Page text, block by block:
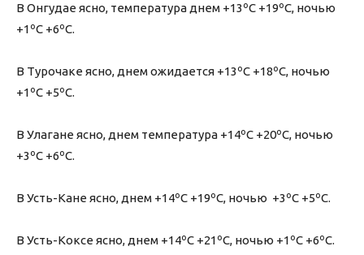
В Онгудае ясно, температура днем +13ºС +19ºС, ночью
+1ºС +6ºС.
В Турочаке ясно, днем ожидается +13ºС +18ºС, ночью
+1ºС +5ºС.
В Улагане ясно, днем температура +14ºС +20ºС, ночью
+3ºС +6ºС.
В Усть-Кане ясно, днем +14ºС +19ºС, ночью +3ºС +5ºС.
В Усть-Коксе ясно, днем +14ºС +21ºС, ночью +1ºС +6ºС.